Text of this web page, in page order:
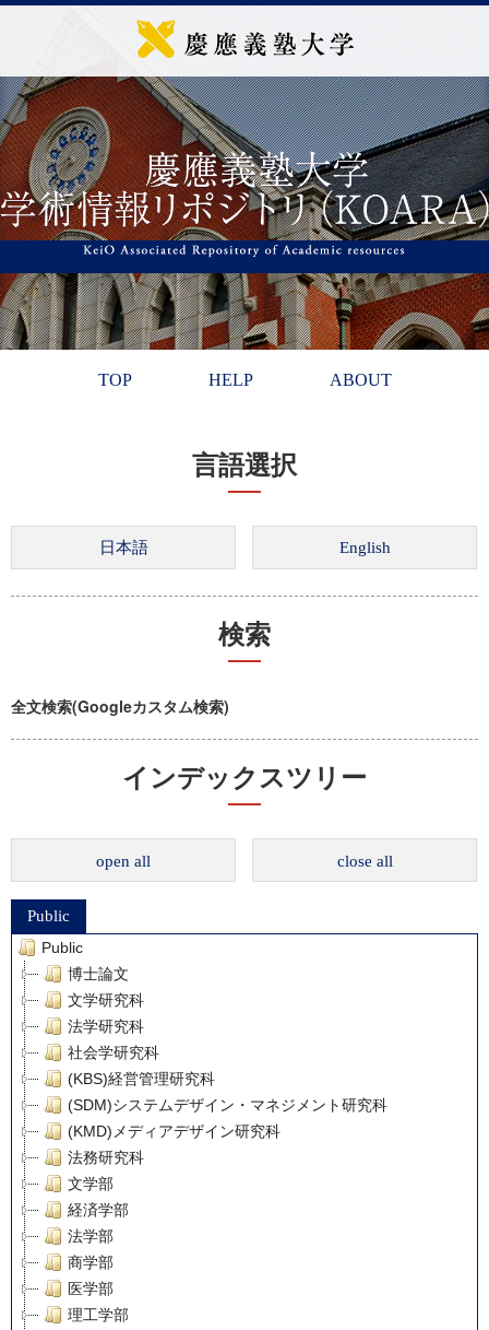
TOP HELP ABOUT
言語選択
検索
全文検索(Googleカスタム検索)
インデックスツリー
open all close all
Public
Public
博士論文
文学研究科
法学研究科
社会学研究科
(KBS)経営管理研究科
(SDM)システムデザイン・マネジメント研究科
(KMD)メディアデザイン研究科
法務研究科
文学部
経済学部
法学部
商学部
医学部
理工学部